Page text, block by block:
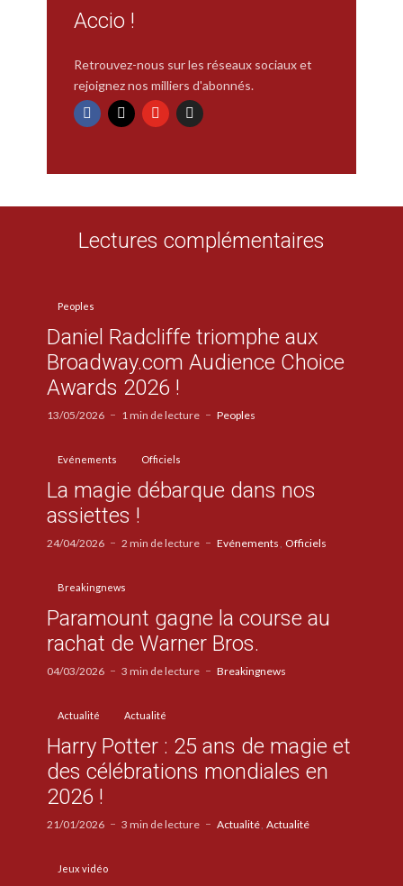
Accio !
Retrouvez-nous sur les réseaux sociaux et
rejoignez nos milliers d'abonnés.
Lectures complémentaires
Peoples
Daniel Radcliffe triomphe aux
Broadway.com Audience Choice
Awards 2026 !
13/05/2026 1 min de lecture Peoples
Evénements Officiels
La magie débarque dans nos
assiettes !
24/04/2026 2 min de lecture Evénements Officiels
Breakingnews
Paramount gagne la course au
rachat de Warner Bros.
04/03/2026 3 min de lecture Breakingnews
Actualité Actualité
Harry Potter : 25 ans de magie et
des célébrations mondiales en
2026 !
21/01/2026 3 min de lecture Actualité Actualité
Jeux vidéo